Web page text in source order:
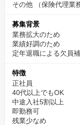
その他
（保険代理業
募集背景
業務拡大のため
業績好調のため
定年退職による欠員
特徴
正社員
40代以上でもOK
中途入社5割以上
即勤務可
残業少なめ